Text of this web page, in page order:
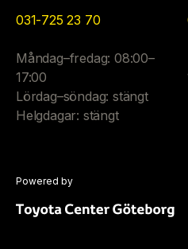
031-725 23 70
Måndag–fredag: 08:00–
17:00
Lördag–söndag: stängt
Helgdagar: stängt
Powered by